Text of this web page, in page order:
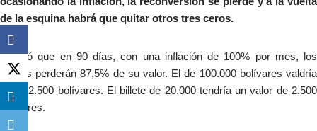
de la esquina habrá que quitar otros tres ceros.
Apuntó que en 90 días, con una inflación de 100% por mes, los
billetes perderán 87,5% de su valor. El de 100.000 bolívares valdría
solo 12.500 bolívares. El billete de 20.000 tendría un valor de 2.500
bolívares.